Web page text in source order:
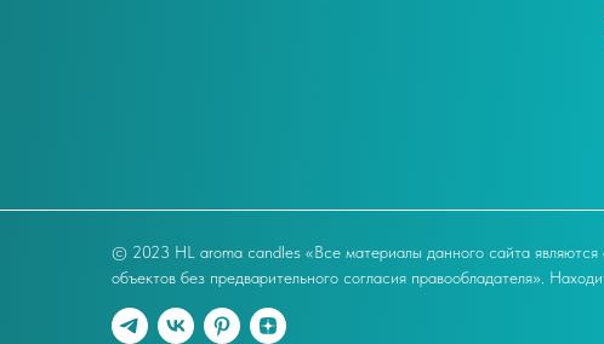
© 2023 HL aroma candles «Все материалы данного сайта являются
объектов без предварительного согласия правообладателя».